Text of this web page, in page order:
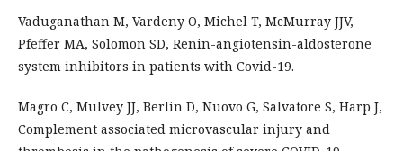
Vaduganathan M, Vardeny O, Michel T, McMurray JJV,
Pfeffer MA, Solomon SD, Renin-angiotensin-aldosterone
system inhibitors in patients with Covid-19.
Magro C, Mulvey JJ, Berlin D, Nuovo G, Salvatore S, Harp J,
Complement associated microvascular injury and